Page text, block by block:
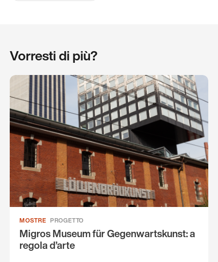
Vorresti di più?
MOSTRE PROGETTO
Migros Museum für Gegenwartskunst: a
regola d’arte